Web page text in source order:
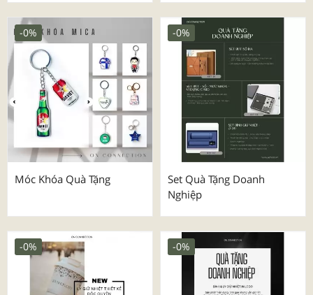
Móc Khóa Quà Tặng
-0%
Set Quà Tặng Doanh
Nghiệp
-0%
-0% -0%